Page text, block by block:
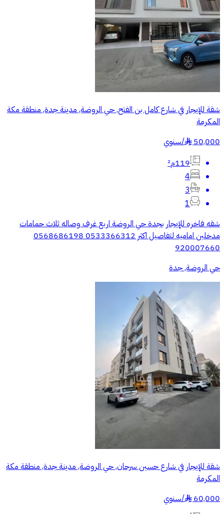
شقة للإيجار في شارع كامل بن الفتح, حي الروضة, مدينة جدة, منطقة مكة
المكرمة
50,000
§
/سنوي
119م²
4
3
1
شقه فاخره للإيجار بجدة حي الروضة اربع غرف وصاله ثلاث حمامات
مدخلين اماميه لتفاصيل اكثر 0533366312 0568686198
920007660
حي الروضة, جدة
شقة للإيجار في شارع حسين سرحان, حي الروضة, مدينة جدة, منطقة مكة
المكرمة
60,000
§
/سنوي